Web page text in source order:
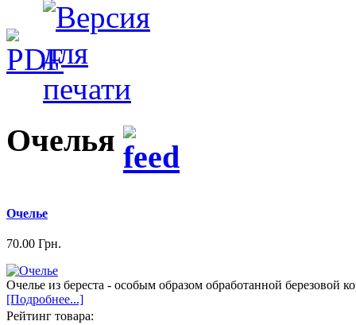
Очелья
Очелье
70.00 Грн.
Очелье из береста - особым образом обработанной березовой
[Подробнее...]
Рейтинг товара: